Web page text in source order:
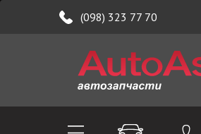
(098) 323 77 70